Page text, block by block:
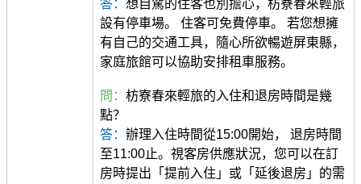
答： 想自駕的住客也別擔心，枋寮春來輕旅
設有停車場。 住客可免費停車。 若您想擁
有自己的交通工具，隨心所欲暢遊屏東縣，
家庭旅館可以協助安排租車服務。
問： 枋寮春來輕旅的入住和退房時間是幾
點？
答： 辦理入住時間從15:00開始， 退房時間
至11:00止。視客房供應狀況，您可以在訂
房時提出「提前入住」或「延後退房」的需